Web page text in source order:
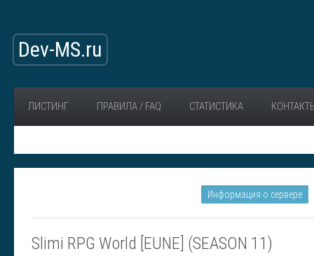
Dev-MS.ru
ЛИСТИНГ ПРАВИЛА / FAQ СТАТИСТИКА
Информация о сервере
Slimi RPG World [EUNE] (SEASON 11)